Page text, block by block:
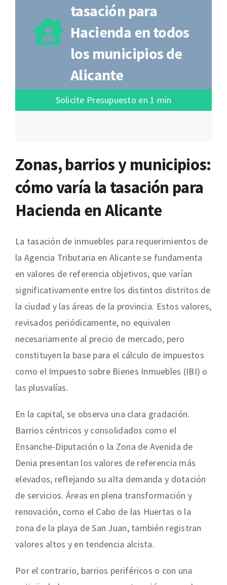
tasación para
Hacienda en todos
los municipios de
Alicante
Solicite Presupuesto en 1 min
Zonas, barrios y municipios:
cómo varía la tasación para
Hacienda en Alicante
La tasación de inmuebles para requerimientos de
la Agencia Tributaria en Alicante se fundamenta
en valores de referencia objetivos, que varían
significativamente entre los distintos distritos de
la ciudad y las áreas de la provincia. Estos valores,
revisados periódicamente, no equivalen
necesariamente al precio de mercado, pero
constituyen la base para el cálculo de impuestos
como el Impuesto sobre Bienes Inmuebles (IBI) o
las plusvalías.
En la capital, se observa una clara gradación.
Barrios céntricos y consolidados como el
Ensanche-Diputación o la Zona de Avenida de
Denia presentan los valores de referencia más
elevados, reflejando su alta demanda y dotación
de servicios. Áreas en plena transformación y
renovación, como el Cabo de las Huertas o la
zona de la playa de San Juan, también registran
valores altos y en tendencia alcista.
Por el contrario, barrios periféricos o con una